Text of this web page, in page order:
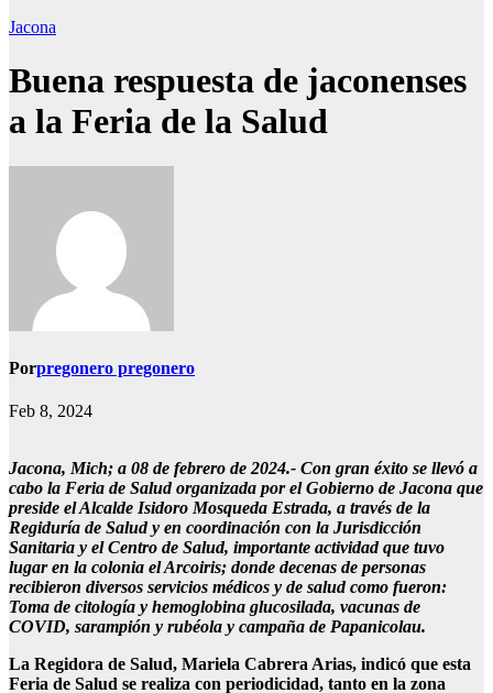
Jacona
Buena respuesta de jaconenses
a la Feria de la Salud
Porpregonero pregonero
Feb 8, 2024
Jacona, Mich; a 08 de febrero de 2024.- Con gran éxito se llevó a
cabo la Feria de Salud organizada por el Gobierno de Jacona que
preside el Alcalde Isidoro Mosqueda Estrada, a través de la
Regiduría de Salud y en coordinación con la Jurisdicción
Sanitaria y el Centro de Salud, importante actividad que tuvo
lugar en la colonia el Arcoiris; donde decenas de personas
recibieron diversos servicios médicos y de salud como fueron:
Toma de citología y hemoglobina glucosilada, vacunas de
COVID, sarampión y rubéola y campaña de Papanicolau.
La Regidora de Salud, Mariela Cabrera Arias, indicó que esta
Feria de Salud se realiza con periodicidad, tanto en la zona